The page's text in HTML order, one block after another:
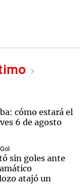
cómo estará el
6 de agosto
sin goles ante
atajó un